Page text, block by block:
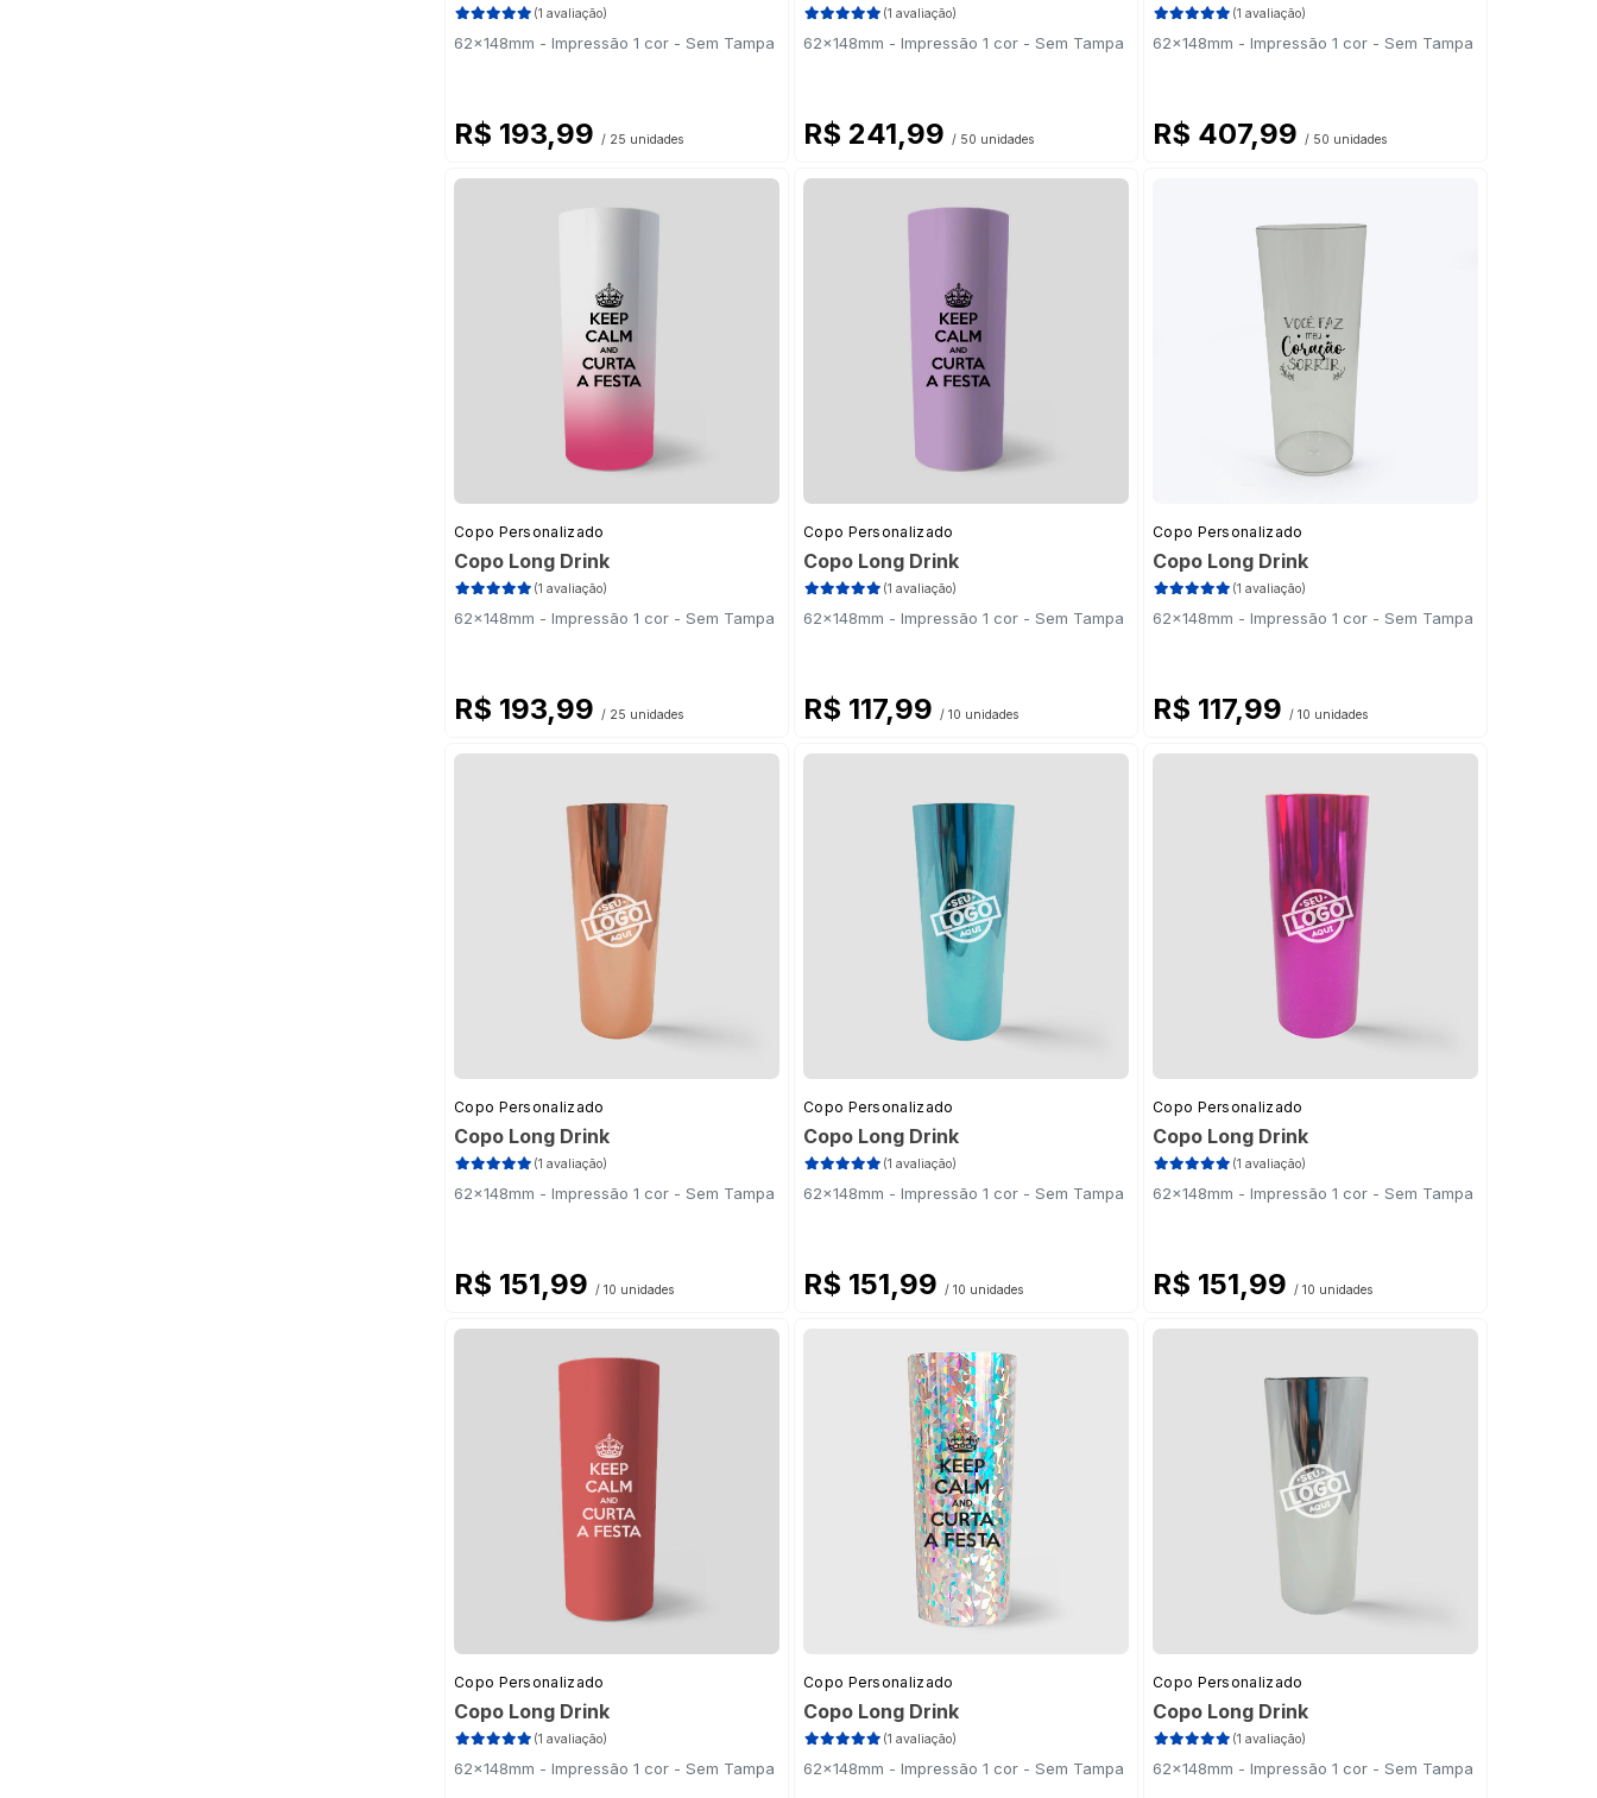
(1 avaliação)
62x148mm - Impressão 1 cor - Sem Tampa
R$ 193,99 / 25 unidades
(1 avaliação)
62x148mm - Impressão 1 cor - Sem Tampa
R$ 241,99 / 50 unidades
(1 avaliação)
62x148mm - Impressão 1 cor - Sem Tampa
R$ 407,99 / 50 unidades
Copo Personalizado
Copo Long Drink
(1 avaliação)
62x148mm - Impressão 1 cor - Sem Tampa
R$ 193,99 / 25 unidades
Copo Personalizado
Copo Long Drink
(1 avaliação)
62x148mm - Impressão 1 cor - Sem Tampa
R$ 117,99 / 10 unidades
Copo Personalizado
Copo Long Drink
(1 avaliação)
62x148mm - Impressão 1 cor - Sem Tampa
R$ 117,99 / 10 unidades
Copo Personalizado
Copo Long Drink
(1 avaliação)
62x148mm - Impressão 1 cor - Sem Tampa
R$ 151,99 / 10 unidades
Copo Personalizado
Copo Long Drink
(1 avaliação)
62x148mm - Impressão 1 cor - Sem Tampa
R$ 151,99 / 10 unidades
Copo Personalizado
Copo Long Drink
(1 avaliação)
62x148mm - Impressão 1 cor - Sem Tampa
R$ 151,99 / 10 unidades
Copo Personalizado
Copo Long Drink
(1 avaliação)
62x148mm - Impressão 1 cor - Sem Tampa
Copo Personalizado
Copo Long Drink
(1 avaliação)
62x148mm - Impressão 1 cor - Sem Tampa
Copo Personalizado
Copo Long Drink
(1 avaliação)
62x148mm - Impressão 1 cor - Sem Tampa